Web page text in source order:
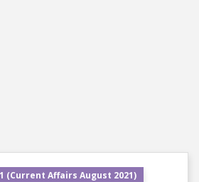
(Current Affairs August 2021)